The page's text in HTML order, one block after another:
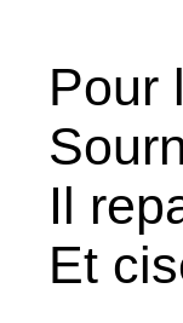
Pour
Il
Et